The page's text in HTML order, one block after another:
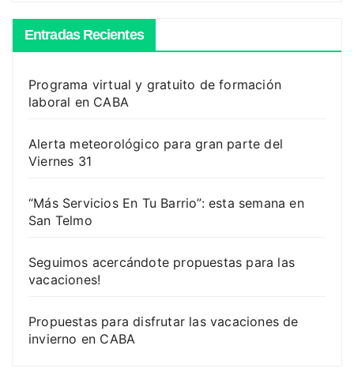
Entradas Recientes
Programa virtual y gratuito de formación
laboral en CABA
Alerta meteorológico para gran parte del
Viernes 31
“Más Servicios En Tu Barrio”: esta semana en
San Telmo
Seguimos acercándote propuestas para las
vacaciones!
Propuestas para disfrutar las vacaciones de
invierno en CABA